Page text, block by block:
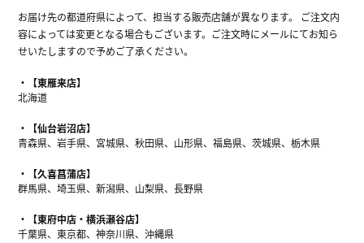
お届け先の都道府県によって、担当する販売店舗が異なります。 ご注文内
容によっては変更となる場合もございます。ご注文時にメールにてお知ら
せいたしますので予めご了承ください。
【東雁来店】
北海道
【仙台岩沼店】
青森県、岩手県、宮城県、秋田県、山形県、福島県、茨城県、栃木県
【久喜菖蒲店】
群馬県、埼玉県、新潟県、山梨県、長野県
【東府中店・横浜瀬谷店】
千葉県、東京都、神奈川県、沖縄県